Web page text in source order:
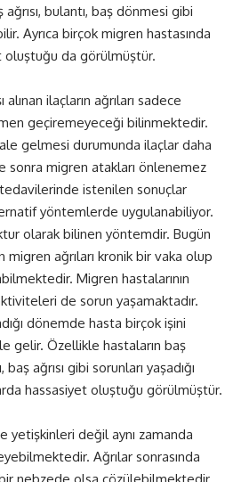
bulantı, baş dönmesi gibi
Ayrıca birçok migren hastasında
oluştuğu da görülmüştür.
ilaçların ağrıları sadece
geçiremeyeceği bilinmektedir.
gelmesi durumunda ilaçlar daha
sonra migren atakları önlenemez
istenilen sonuçlar
yöntemlerde uygulanabiliyor.
olarak bilinen yöntemdir. Bugün
ağrıları kronik bir vaka olup
Migren hastalarının
de sorun yaşamaktadır.
dönemde hasta birçok işini
gelir. Özellikle hastaların baş
ağrısı gibi sorunları yaşadığı
hassasiyet oluştuğu görülmüştür.
değil aynı zamanda
Ağrılar sonrasında
bir nebzede olsa çözülebilmektedir.